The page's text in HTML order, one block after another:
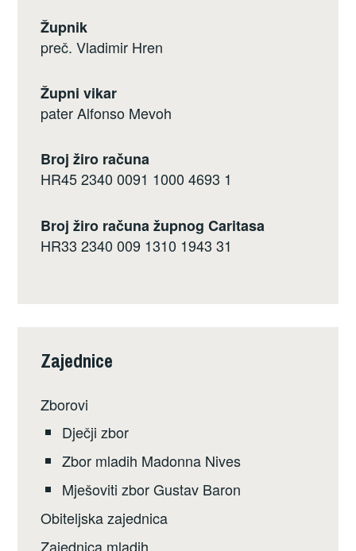
Župnik
preč. Vladimir Hren
Župni vikar
pater Alfonso Mevoh
Broj žiro računa
HR45 2340 0091 1000 4693 1
Broj žiro računa župnog Caritasa
HR33 2340 009 1310 1943 31
Zajednice
Zborovi
Dječji zbor
Zbor mladih Madonna Nives
Mješoviti zbor Gustav Baron
Obiteljska zajednica
Zajednica mladih